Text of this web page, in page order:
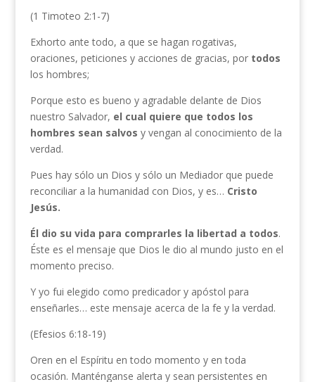
(1 Timoteo 2:1-7)
Exhorto ante todo, a que se hagan rogativas,
oraciones, peticiones y acciones de gracias, por todos
los hombres;
Porque esto es bueno y agradable delante de Dios
nuestro Salvador, el cual quiere que todos los
hombres sean salvos y vengan al conocimiento de la
verdad.
Pues hay sólo un Dios y sólo un Mediador que puede
reconciliar a la humanidad con Dios, y es… Cristo
Jesús.
Él dio su vida para comprarles la libertad a todos.
Éste es el mensaje que Dios le dio al mundo justo en el
momento preciso.
Y yo fui elegido como predicador y apóstol para
enseñarles… este mensaje acerca de la fe y la verdad.
(Efesios 6:18-19)
Oren en el Espíritu en todo momento y en toda
ocasión. Manténganse alerta y sean persistentes en